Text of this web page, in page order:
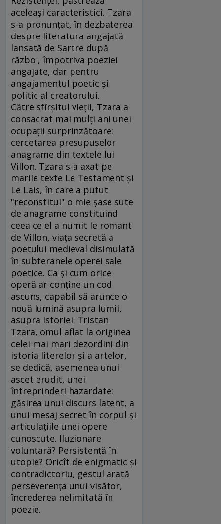
aceleaşi caracteristici. Tzara
s-a pronunţat, în dezbaterea
despre literatura angajată
lansată de Sartre după
război, împotriva poeziei
angajate, dar pentru
angajamentul poetic şi
politic al creatorului.
Către sfîrşitul vieţii, Tzara a
consacrat mai mulţi ani unei
ocupaţii surprinzătoare:
cercetarea presupuselor
anagrame din textele lui
Villon. Tzara s-a axat pe
marile texte Le Testament şi
Le Lais, în care a putut
"reconstitui" o mie şase sute
de anagrame constituind
ceea ce el a numit le romant
de Villon, viaţa secretă a
poetului medieval disimulată
în subteranele operei sale
poetice. Ca şi cum orice
operă ar conţine un cod
ascuns, capabil să arunce o
nouă lumină asupra lumii,
asupra istoriei. Tristan
Tzara, omul aflat la originea
celei mai mari dezordini din
istoria literelor şi a artelor,
se dedică, asemenea unui
ascet erudit, unei
întreprinderi hazardate:
găsirea unui discurs latent, a
unui mesaj secret în corpul şi
articulaţiile unei opere
cunoscute. Iluzionare
voluntară? Persistenţă în
utopie? Oricît de enigmatic şi
contradictoriu, gestul arată
perseverenţa unui visător,
încrederea nelimitată în
poezie.